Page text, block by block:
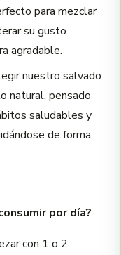
para mezclar
su gusto
agradable.
nuestro salvado
natural, pensado
saludables y
de forma
por día?
con 1 o 2